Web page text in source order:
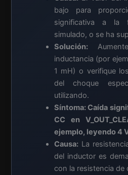
bajo para
significativa a la
simulado, o se ha
Solución:
inductancia (por
1 mH) o verifique
del choque
utilizando.
Síntoma: Caída
CC en
ejemplo, leyendo 4
Causa:La
del inductor es
con la resistencia de